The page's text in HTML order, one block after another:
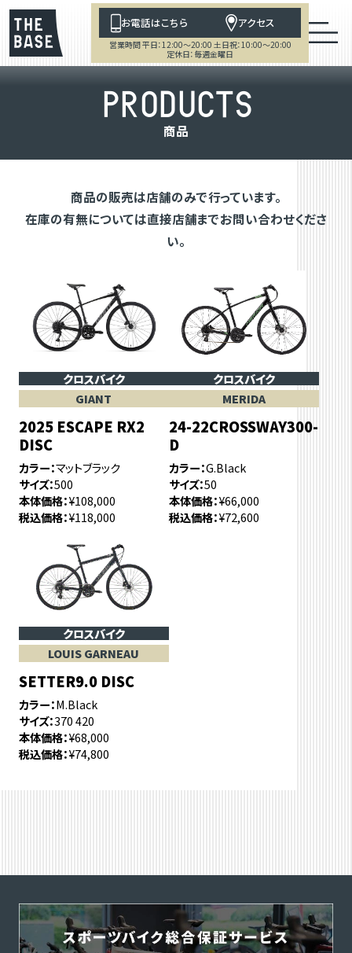
お電話はこちら アクセス
営業時間 平日：12:00～20:00 土日祝：10:00～20:00
定休日：毎週金曜日
PRODUCTS
商品
商品の販売は店舗のみで行っています。
在庫の有無については直接店舗までお問い合わせくださ
い。
クロスバイク
GIANT
2025 ESCAPE RX2
DISC
カラー マットブラック
サイズ 500
本体価格 ¥108,000
税込価格 ¥118,000
クロスバイク
MERIDA
24-22CROSSWAY300-
D
カラー G.Black
サイズ 50
本体価格 ¥66,000
税込価格 ¥72,600
クロスバイク
LOUIS GARNEAU
SETTER9.0 DISC
カラー M.Black
サイズ 370 420
本体価格 ¥68,000
税込価格 ¥74,800